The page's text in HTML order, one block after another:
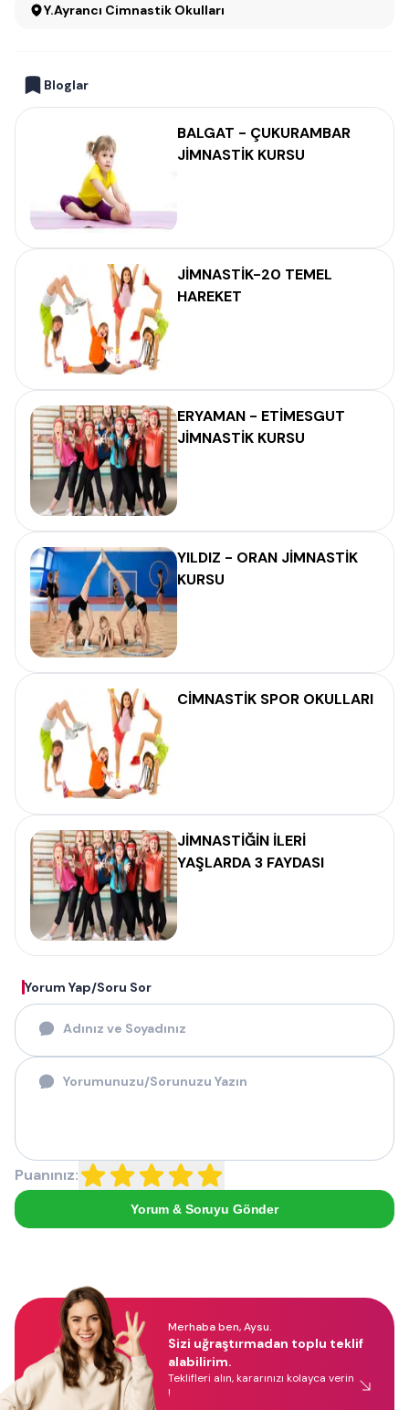
Y.Ayrancı Cimnastik Okulları
Bloglar
BALGAT - ÇUKURAMBAR
JİMNASTİK KURSU
JİMNASTİK-20 TEMEL
HAREKET
ERYAMAN - ETİMESGUT
JİMNASTİK KURSU
YILDIZ - ORAN JİMNASTİK
KURSU
CİMNASTİK SPOR OKULLARI
JİMNASTİĞİN İLERİ
YAŞLARDA 3 FAYDASI
Yorum Yap/Soru Sor
Puanınız:
Yorum & Soruyu Gönder
Merhaba ben, Aysu.
Sizi uğraştırmadan toplu teklif
alabilirim.
Teklifleri alın, kararınızı kolayca verin
!